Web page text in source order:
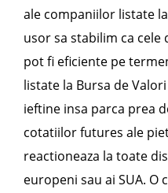
ale companiilor listate
usor sa stabilim ca
pot fi eficiente pe
listate la Bursa de
ieftine insa parca prea
cotatiilor futures ale
reactioneaza la toate
europeni sau ai SUA.